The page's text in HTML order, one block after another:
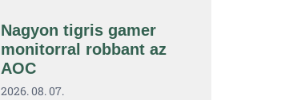
Nagyon tigris gamer
monitorral robbant az
AOC
2026. 08. 07.